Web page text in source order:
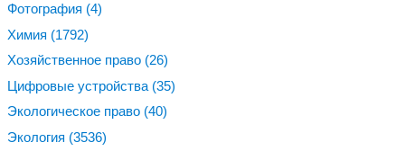
Фотография (4)
Химия (1792)
Хозяйственное право (26)
Цифровые устройства (35)
Экологическое право (40)
Экология (3536)